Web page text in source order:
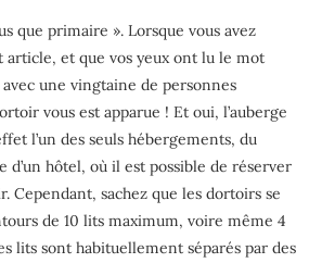
que primaire ». Lorsque vous avez
article, et que vos yeux ont lu le mot
une vingtaine de personnes
vous est apparue ! Et oui, l’auberge
l’un des seuls hébergements, du
d’un hôtel, où il est possible de réserver
Cependant, sachez que les dortoirs se
de 10 lits maximum, voire même 4
lits sont habituellement séparés par des